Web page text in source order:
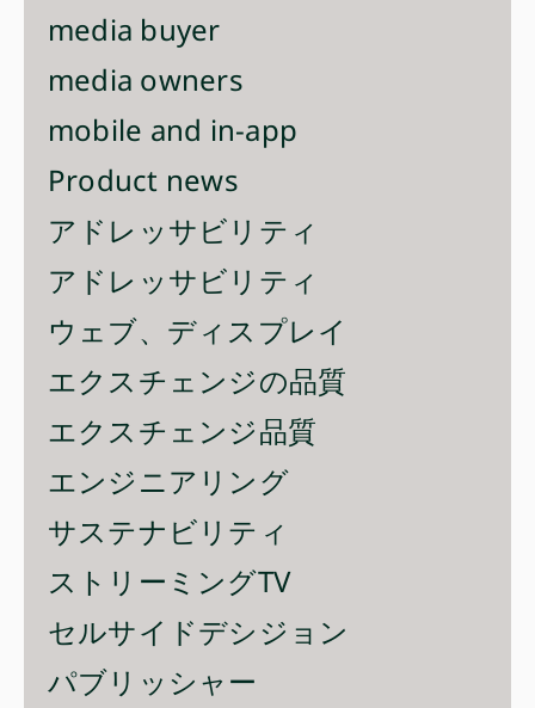
media buyer
media owners
mobile and in-app
Product news
アドレッサビリティ
アドレッサビリティ
ウェブ、ディスプレイ
エクスチェンジの品質
エクスチェンジ品質
エンジニアリング
サステナビリティ
ストリーミングTV
セルサイドデシジョン
パブリッシャー